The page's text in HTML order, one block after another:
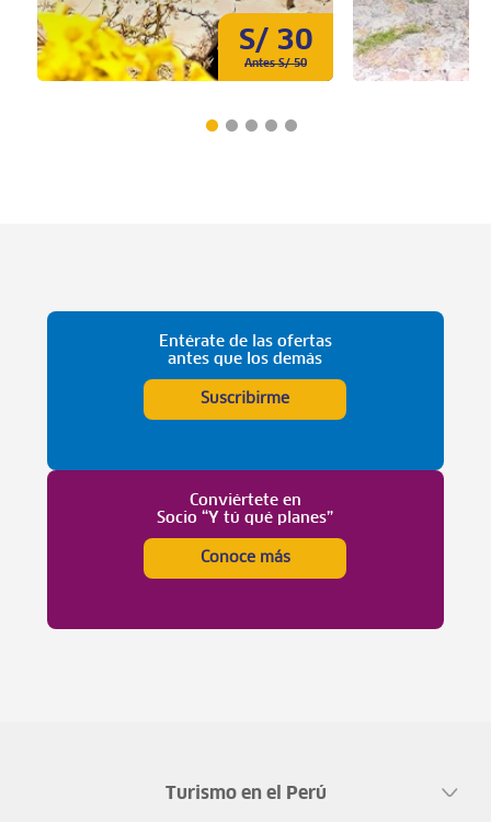
S/ 30
Antes S/ 50
Entérate de las ofertas
antes que los demás
Suscribirme
Conviértete en
Socio “Y tú qué planes”
Conoce más
Turismo en el Perú